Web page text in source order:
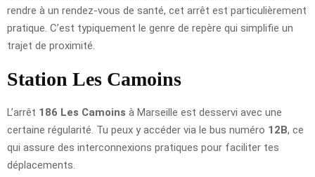
rendre à un rendez-vous de santé, cet arrêt est particulièrement
pratique. C’est typiquement le genre de repère qui simplifie un
trajet de proximité.
Station Les Camoins
L’arrêt 186 Les Camoins à Marseille est desservi avec une
certaine régularité. Tu peux y accéder via le bus numéro 12B, ce
qui assure des interconnexions pratiques pour faciliter tes
déplacements.